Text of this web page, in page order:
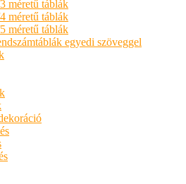
méretű táblák
méretű táblák
méretű táblák
egyedi szöveggel